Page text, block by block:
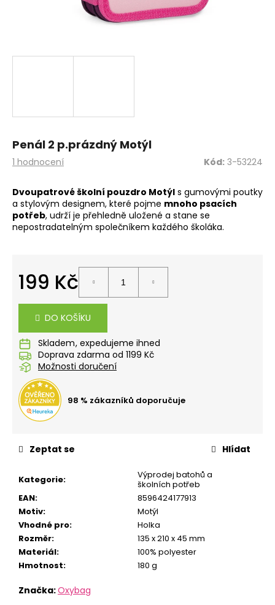
Průměrné
je
5,0
z
5
1 hodnocení
Penál 2 p.prázdný Motýl
Kód: 3-53224
Dvoupatrové školní pouzdro Motýl s gumovými poutky
a stylovým designem, které pojme mnoho psacích
potřeb, udrží je přehledně uložené a stane se
nepostradatelným společníkem každého školáka.
199 Kč
DO KOŠÍKU
Skladem
Doprava zdarma od 1199 Kč
Možnosti doručení
98 % zákazníků doporučuje
Kategorie:
Výprodej batohů a
školních potřeb
EAN:
8596424177913
Motiv:
Motýl
Vhodné pro:
Holka
Rozměr:
135 x 210 x 45 mm
Materiál:
100% polyester
Hmotnost: 180 g
Značka:Oxybag
Zeptat se Hlídat
t
HLEDAT
D
o
p
č
m
e
STUDENTSKÝ
BATOH
OXY
SCOOLER
GRAFFITI